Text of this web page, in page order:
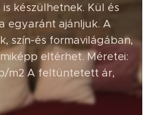
készülhetnek. Kül és
egyaránt ajánljuk. A
szín-és formavilágában,
eltérhet. Méretei:
m2 A feltüntetett ár,